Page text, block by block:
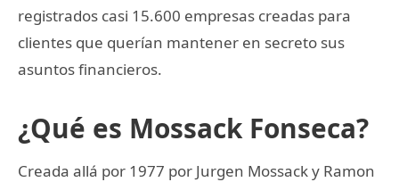
registrados casi 15.600 empresas creadas para
clientes que querían mantener en secreto sus
asuntos financieros.
¿Qué es Mossack Fonseca?
Creada allá por 1977 por Jurgen Mossack y Ramon